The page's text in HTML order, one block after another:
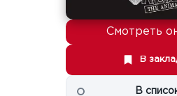
Смотреть
В
В